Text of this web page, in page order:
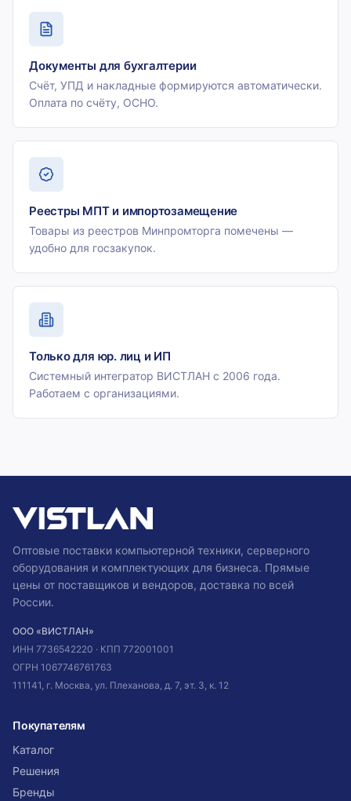
Документы для бухгалтерии
Счёт, УПД и накладные формируются автоматически.
Оплата по счёту, ОСНО.
Реестры МПТ и импортозамещение
Товары из реестров Минпромторга помечены —
удобно для госзакупок.
Только для юр. лиц и ИП
Системный интегратор ВИСТЛАН с 2006 года.
Работаем с организациями.
Оптовые поставки компьютерной техники, серверного
оборудования и комплектующих для бизнеса. Прямые
цены от поставщиков и вендоров, доставка по всей
России.
ООО «ВИСТЛАН»
ИНН 7736542220 · КПП 772001001
ОГРН 1067746761763
111141, г. Москва, ул. Плеханова, д. 7, эт. 3, к. 12
Покупателям
Каталог
Решения
Бренды